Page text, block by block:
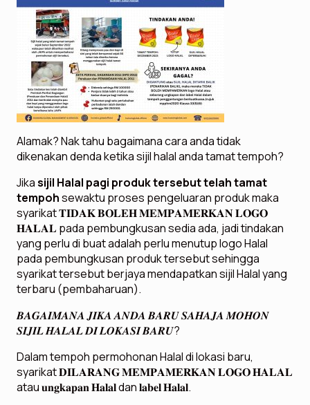
Alamak? Nak tahu bagaimana cara anda tidak
dikenakan denda ketika sijil halal anda tamat tempoh?
Jikasijil Halal pagi produk tersebut telah tamat
tempohsewaktu proses pengeluaran produk maka
syarikat 𝐓𝐈𝐃𝐀𝐊 𝐁𝐎𝐋𝐄𝐇 𝐌𝐄𝐌𝐏𝐀𝐌𝐄𝐑𝐊𝐀𝐍 𝐋𝐎𝐆𝐎
𝐇𝐀𝐋𝐀𝐋 pada pembungkusan sedia ada, jadi tindakan
yang perlu di buat adalah perlu menutup logo Halal
pada pembungkusan produk tersebut sehingga
syarikat tersebut berjaya mendapatkan sijil Halal yang
terbaru (pembaharuan).
𝑩𝑨𝑮𝑨𝑰𝑴𝑨𝑵𝑨 𝑱𝑰𝑲𝑨 𝑨𝑵𝑫𝑨 𝑩𝑨𝑹𝑼 𝑺𝑨𝑯𝑨𝑱𝑨 𝑴𝑶𝑯𝑶𝑵
𝑺𝑰𝑱𝑰𝑳 𝑯𝑨𝑳𝑨𝑳 𝑫𝑰 𝑳𝑶𝑲𝑨𝑺𝑰 𝑩𝑨𝑹𝑼?
Dalam tempoh permohonan Halal di lokasi baru,
syarikat 𝐃𝐈𝐋𝐀𝐑𝐀𝐍𝐆 𝐌𝐄𝐌𝐏𝐀𝐌𝐄𝐑𝐊𝐀𝐍 𝐋𝐎𝐆𝐎 𝐇𝐀𝐋𝐀𝐋
atau 𝐮𝐧𝐠𝐤𝐚𝐩𝐚𝐧 𝐇𝐚𝐥𝐚𝐥 dan 𝐥𝐚𝐛𝐞𝐥 𝐇𝐚𝐥𝐚𝐥.